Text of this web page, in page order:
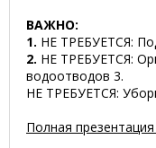
ВАЖНО:
1. НЕ ТРЕБУЕТСЯ:
2. НЕ ТРЕБУЕТСЯ:
водоотводов 3.
НЕ ТРЕБУЕТСЯ:
Полная